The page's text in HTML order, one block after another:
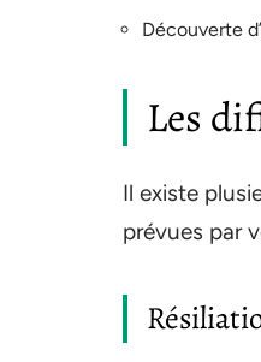
Découverte
Les
Il existe
prévues par